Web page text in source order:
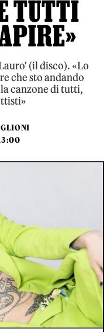
TUTTI
(il disco). «Lo
che sto andando
canzone di tutti,